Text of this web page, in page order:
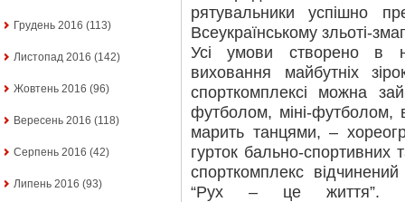
Грудень 2016 (113)
Листопад 2016 (142)
Жовтень 2016 (96)
Вересень 2016 (118)
Серпень 2016 (42)
Липень 2016 (93)
рятувальники успішно
Всеукраїнському зльоті-
Усі умови створено в
виховання майбутніх
спорткомплексі можна
футболом, міні-
марить танцями, –
гурток бально-спортивних
спорткомплекс
“Рух – це життя”.